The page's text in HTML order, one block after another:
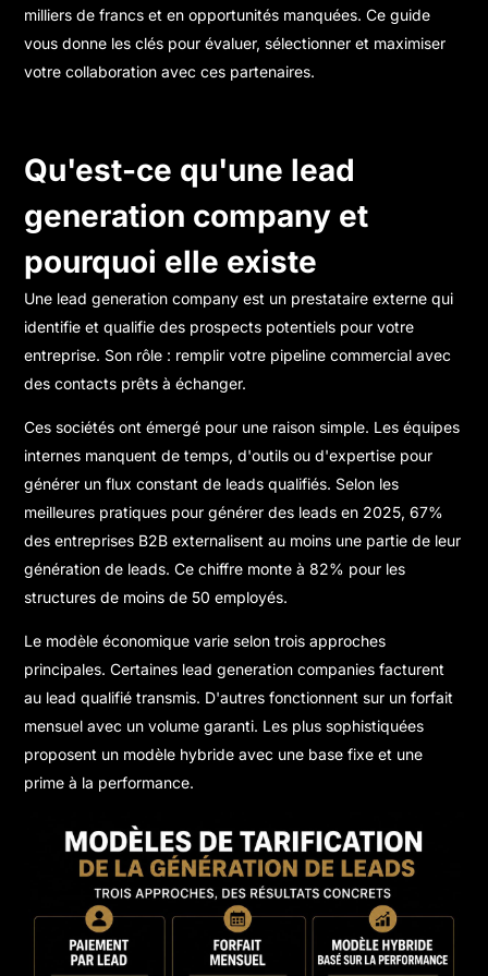
milliers de francs et en opportunités manquées. Ce guide
vous donne les clés pour évaluer, sélectionner et maximiser
votre collaboration avec ces partenaires.
Qu'est-ce qu'une lead
generation company et
pourquoi elle existe
Une lead generation company est un prestataire externe qui
identifie et qualifie des prospects potentiels pour votre
entreprise. Son rôle : remplir votre pipeline commercial avec
des contacts prêts à échanger.
Ces sociétés ont émergé pour une raison simple. Les équipes
internes manquent de temps, d'outils ou d'expertise pour
générer un flux constant de leads qualifiés. Selon les
meilleures pratiques pour générer des leads en 2025, 67%
des entreprises B2B externalisent au moins une partie de leur
génération de leads. Ce chiffre monte à 82% pour les
structures de moins de 50 employés.
Le modèle économique varie selon trois approches
principales. Certaines lead generation companies facturent
au lead qualifié transmis. D'autres fonctionnent sur un forfait
mensuel avec un volume garanti. Les plus sophistiquées
proposent un modèle hybride avec une base fixe et une
prime à la performance.